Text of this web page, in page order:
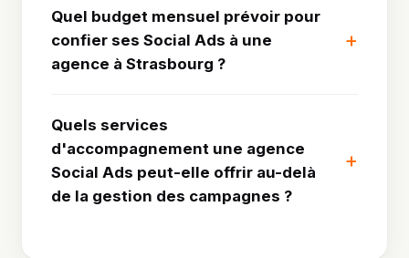
Quel budget mensuel prévoir pour
confier ses Social Ads à une
agence à Strasbourg ?
Quels services
d'accompagnement une agence
Social Ads peut-elle offrir au-delà
de la gestion des campagnes ?